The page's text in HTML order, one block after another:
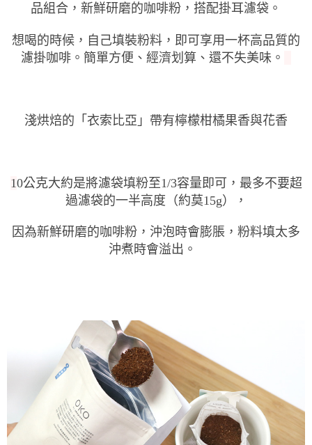
每筆NT$100，滿NT$699(含以上)免運費
宅配
每筆NT$100，滿NT$699(含以上)免運費
品組合，新鮮研磨的咖啡粉，搭配掛耳濾袋。
想喝的時候，自己填裝粉料，即可享用一杯高品質的
濾掛咖啡。簡單方便、經濟划算、還不失美味。
淺烘焙的「衣索比亞 」帶有檸檬柑橘果香與花香
10公克大約是將濾袋填粉至1/3容量即可，最多不要超
過濾袋的一半高度（約莫15g），
因為新鮮研磨的咖啡粉，沖泡時會膨脹，粉料填太多
沖煮時會溢出。